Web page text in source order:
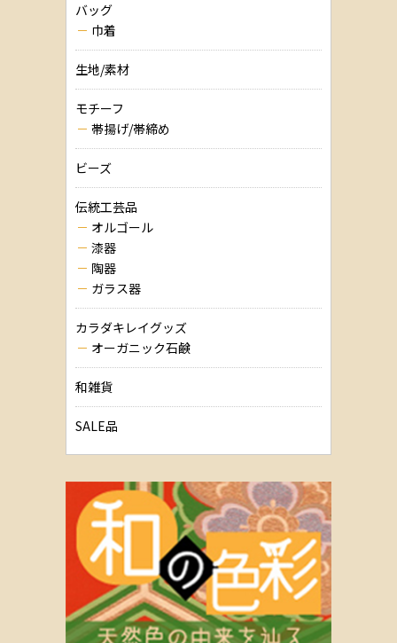
バッグ
巾着
生地/素材
モチーフ
帯揚げ/帯締め
ビーズ
伝統工芸品
オルゴール
漆器
陶器
ガラス器
カラダキレイグッズ
オーガニック石鹸
和雑貨
SALE品